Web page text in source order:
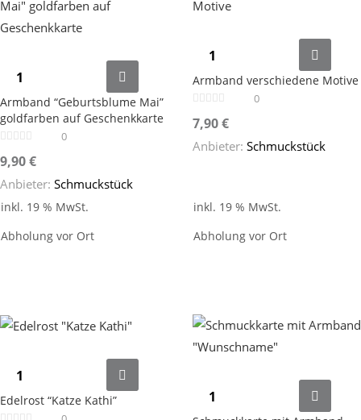
Armband “Geburtsblume Mai”
goldfarben auf Geschenkkarte
0
9,90€
Anbieter: Schmuckstück
inkl. 19 % MwSt.
Abholung vor Ort
Armband verschiedene Motive
0
7,90€
Anbieter: Schmuckstück
inkl. 19 % MwSt.
Abholung vor Ort
Edelrost “Katze Kathi”